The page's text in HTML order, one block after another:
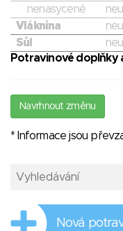
nenasycené
Vláknina
Sůl
Potravinové doplňky
Navrhnout změnu
* Informace jsou
Nová